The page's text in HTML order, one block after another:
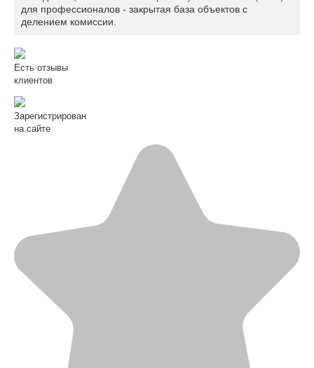
для профессионалов - закрытая база объектов с
делением комиссии.
Есть отзывы
клиентов
Зарегистрирован
на сайте